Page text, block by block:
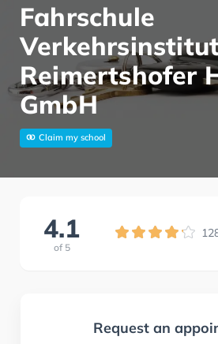
Fahrschule
Reimertshofer
GmbH
Claim my school
4.1
of 5
Request an